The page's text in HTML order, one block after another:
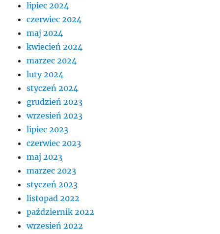
lipiec 2024
czerwiec 2024
maj 2024
kwiecień 2024
marzec 2024
luty 2024
styczeń 2024
grudzień 2023
wrzesień 2023
lipiec 2023
czerwiec 2023
maj 2023
marzec 2023
styczeń 2023
listopad 2022
październik 2022
wrzesień 2022